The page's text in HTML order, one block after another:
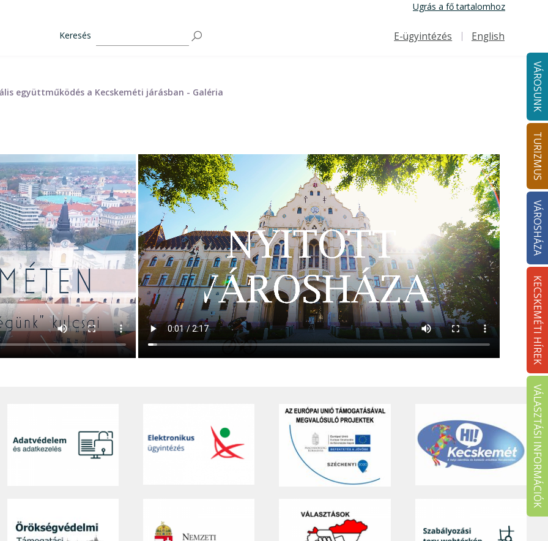
Ugrás a fő tartalomhoz
Keresés
Felső navigáció
E-ügyintézés English
VÁROSUNK
TURIZMUS
VÁROSHÁZA
KECSKEMÉTI HÍREK
VÁLASZTÁSI INFORMÁCIÓK
együttműködés a Kecskeméti járásban - Galéria